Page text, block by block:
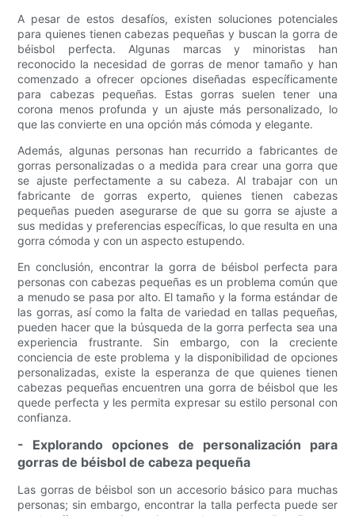
A pesar de estos desafíos, existen soluciones potenciales
para quienes tienen cabezas pequeñas y buscan la gorra de
béisbol perfecta. Algunas marcas y minoristas han
reconocido la necesidad de gorras de menor tamaño y han
comenzado a ofrecer opciones diseñadas específicamente
para cabezas pequeñas. Estas gorras suelen tener una
corona menos profunda y un ajuste más personalizado, lo
que las convierte en una opción más cómoda y elegante.
Además, algunas personas han recurrido a fabricantes de
gorras personalizadas o a medida para crear una gorra que
se ajuste perfectamente a su cabeza. Al trabajar con un
fabricante de gorras experto, quienes tienen cabezas
pequeñas pueden asegurarse de que su gorra se ajuste a
sus medidas y preferencias específicas, lo que resulta en una
gorra cómoda y con un aspecto estupendo.
En conclusión, encontrar la gorra de béisbol perfecta para
personas con cabezas pequeñas es un problema común que
a menudo se pasa por alto. El tamaño y la forma estándar de
las gorras, así como la falta de variedad en tallas pequeñas,
pueden hacer que la búsqueda de la gorra perfecta sea una
experiencia frustrante. Sin embargo, con la creciente
conciencia de este problema y la disponibilidad de opciones
personalizadas, existe la esperanza de que quienes tienen
cabezas pequeñas encuentren una gorra de béisbol que les
quede perfecta y les permita expresar su estilo personal con
confianza.
- Explorando opciones de personalización para
gorras de béisbol de cabeza pequeña
Las gorras de béisbol son un accesorio básico para muchas
personas; sin embargo, encontrar la talla perfecta puede ser